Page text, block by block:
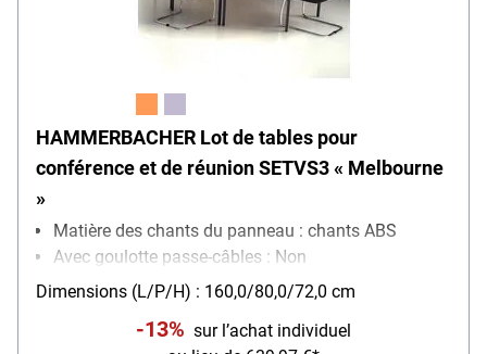
HAMMERBACHER Lot de tables pour
conférence et de réunion SETVS3 « Melbourne
»
Matière des chants du panneau : chants ABS
Avec goulotte passe-câbles : Non
Dimensions (L/P/H) : 160,0/80,0/72,0 cm
-13% sur l’achat individuel